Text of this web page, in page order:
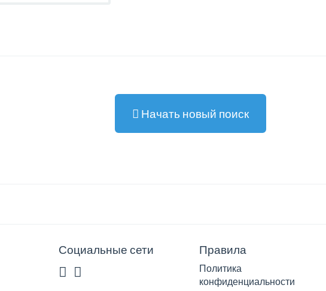
Начать новый поиск
Социальные сети Правила
Политика
конфиденциальности